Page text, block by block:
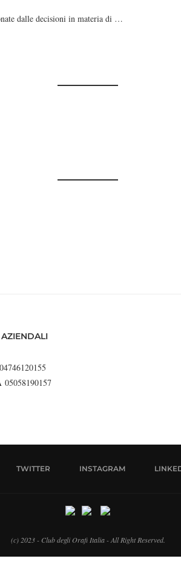
dalle decisioni in materia di …
04746120155
05058190157
TWITTER INSTAGRAM
(c) 2023 - Club degli Orafi Italia - All Right Reserved.